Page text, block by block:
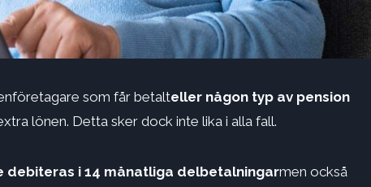
som får betalteller någon typ av pension
lönen. Detta sker dock inte lika i alla fall.
debiteras i 14 månatliga delbetalningarmen också